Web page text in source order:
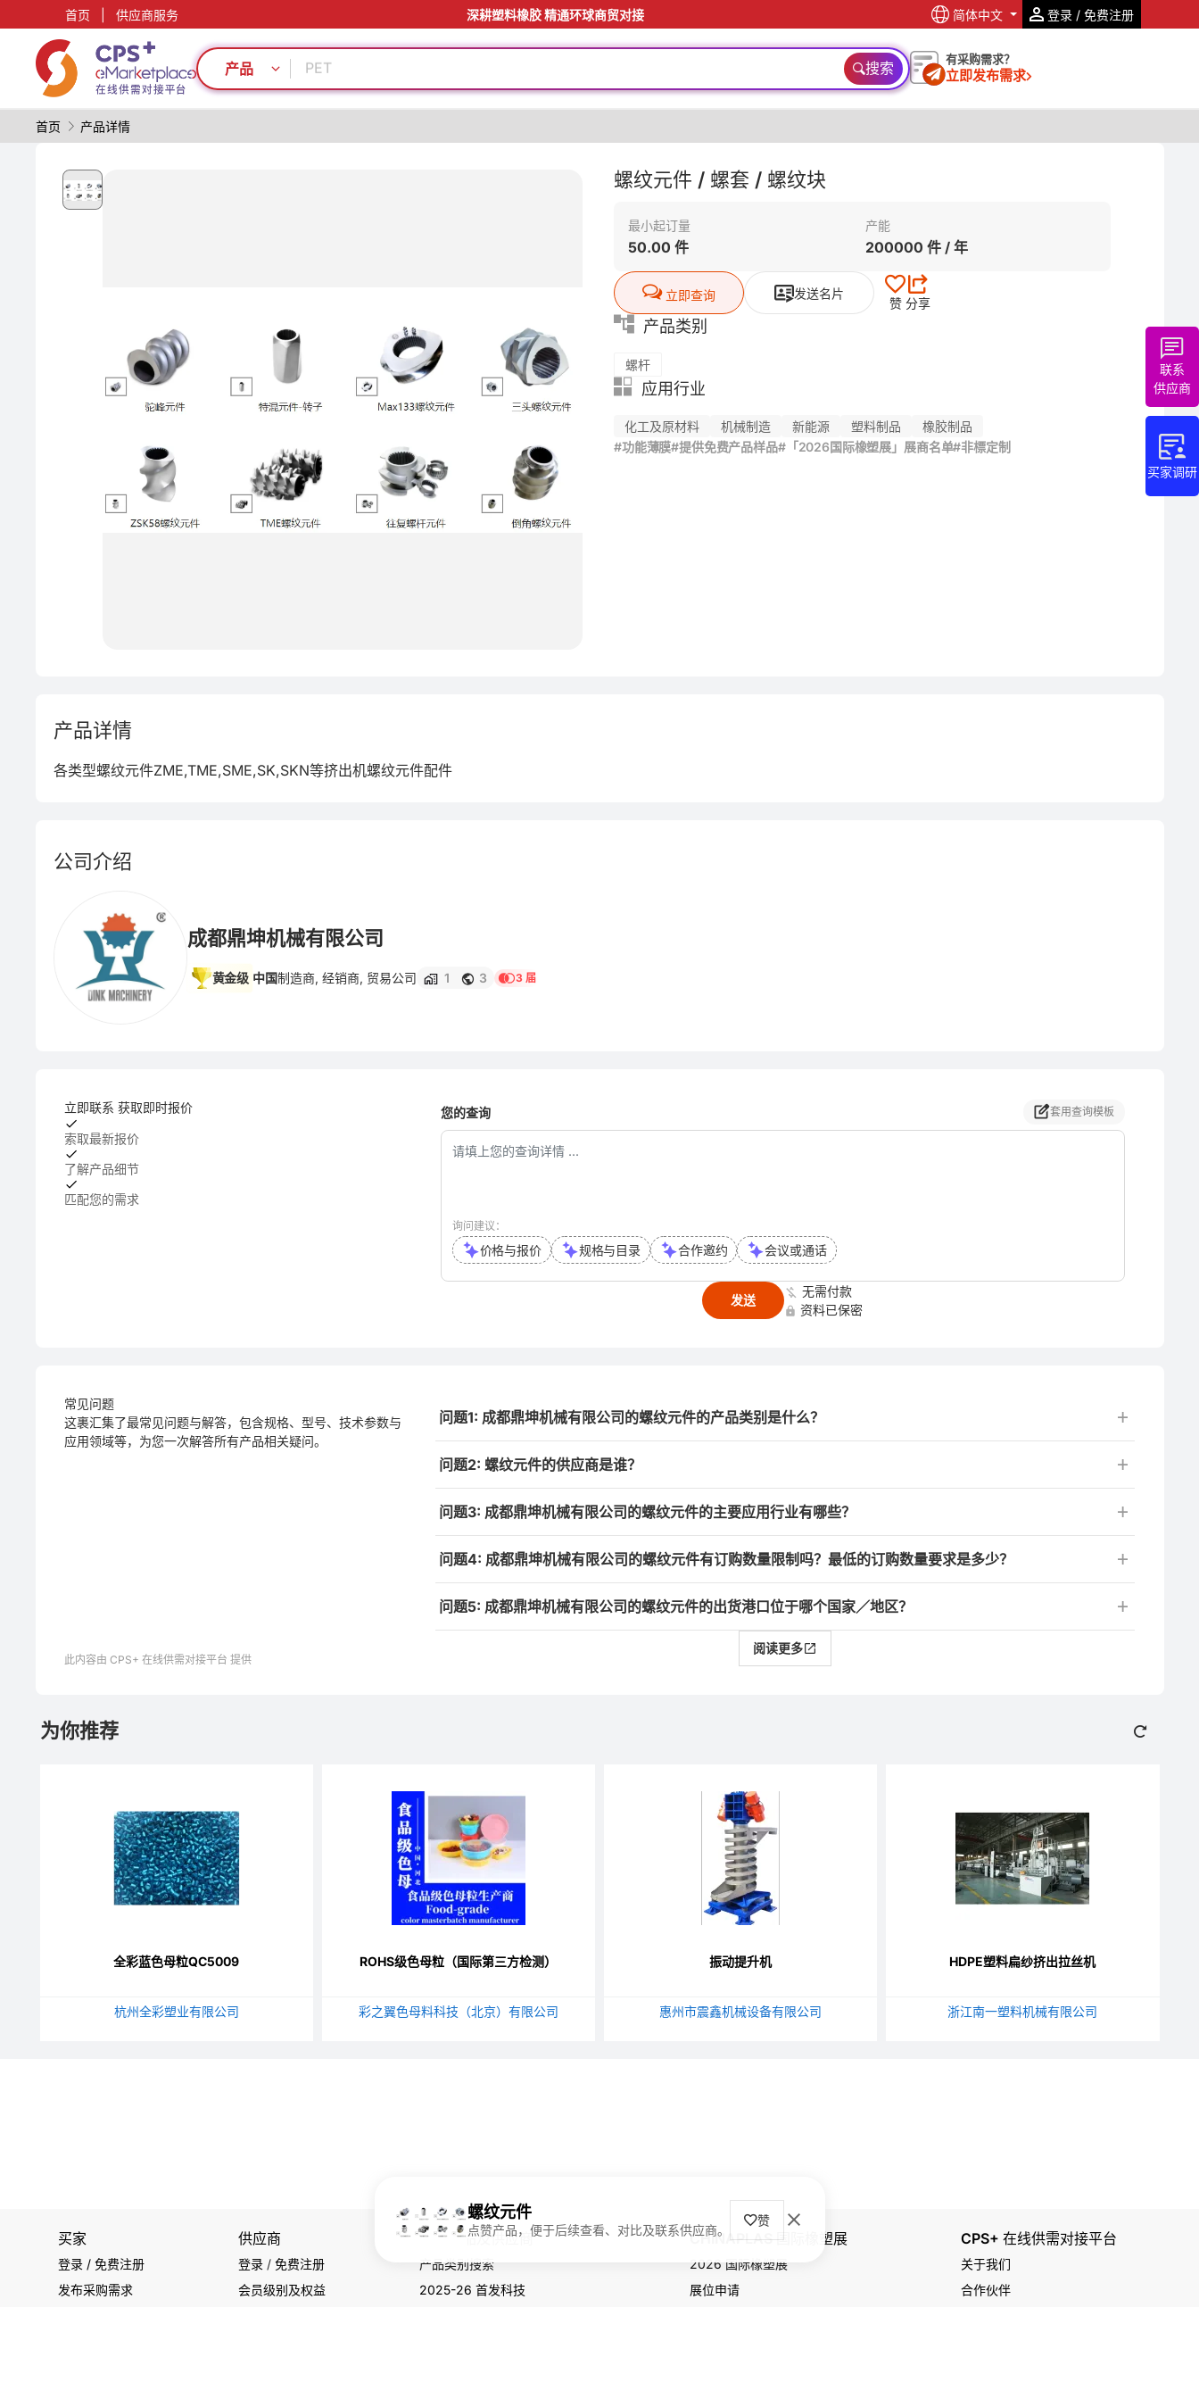
首页 供应商服务 深耕塑料橡胶 精通环球商贸对接 简体中文 登录 / 免费注册
产品
绿色成型方案
PET
模具
碳纤维复合材料
碳纤维复合材料
安全包装技术
表面处理
耐高温
搜索 有采购需求？
立即发布需求
首页 产品详情
买家调研
联系
供应商
螺纹元件 / 螺套 / 螺纹块
最小起订量
50.00 件
产能
200000 件 / 年
立即查询 发送名片
赞 分享
产品类别
螺杆
应用行业
化工及原材料 机械制造 新能源 塑料制品
橡胶制品
#功能薄膜#提供免费产品样品#「2026国际橡塑展」展商名单#非標定制
产品详情
各类型螺纹元件ZME,TME,SME,SK,SKN等挤出机螺纹元件配件
公司介绍
成都鼎坤机械有限公司
黄金级 中国制造商, 经销商, 贸易公司 1 3 3 届
立即联系 获取即时报价
索取最新报价
了解产品细节
匹配您的需求
您的查询 套用查询模板
询问建议：
价格与报价 规格与目录 合作邀约 会议或通话
发送
无需付款
资料已保密
常见问题
这裹汇集了最常见问题与解答，包含规格、型号、技术参数与
应用领域等，为您一次解答所有产品相关疑问。
问题1: 成都鼎坤机械有限公司的螺纹元件的产品类别是什么？
问题2: 螺纹元件的供应商是谁？
问题3: 成都鼎坤机械有限公司的螺纹元件的主要应用行业有哪些？
问题4: 成都鼎坤机械有限公司的螺纹元件有订购数量限制吗？最低的订购数量要求是多少？
问题5: 成都鼎坤机械有限公司的螺纹元件的出货港口位于哪个国家／地区？
阅读更多
此内容由 CPS+ 在线供需对接平台 提供
螺纹元件
点赞产品，便于后续查看、对比及联系供应商。
赞
为你推荐
全彩蓝色母粒QC5009
杭州全彩塑业有限公司
ROHS级色母粒（国际第三方检测）
彩之翼色母料科技（北京）有限公司
振动提升机
惠州市震鑫机械设备有限公司
HDPE塑料扁纱挤出拉丝机
浙江南一塑料机械有限公司
买家
登录 / 免费注册
发布采购需求
供应商
登录 /免费注册
会员级别及权益
寻找产品及供应商
产品类别搜索
2025-26 首发科技
CHINAPLAS 国际橡塑展
2026 国际橡塑展
展位申请
CPS+ 在线供需对接平台
关于我们
合作伙伴